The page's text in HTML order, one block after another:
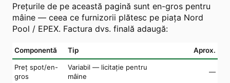
Prețurile de pe această pagină sunt en-gros pentru
mâine — ceea ce furnizorii plătesc pe piața Nord
Pool / EPEX. Factura dvs. finală adaugă:
Componentă Tip Aprox.
Preț spot/en-
gros
Variabil — licitație pentru
mâine
—